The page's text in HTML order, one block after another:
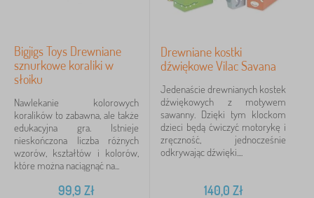
Bigjigs Toys Drewniane
sznurkowe koraliki w
słoiku
Nawlekanie kolorowych
koralików to zabawna, ale także
edukacyjna gra. Istnieje
nieskończona liczba różnych
wzorów, kształtów i kolorów,
które można naciągnąć na...
99,9 Zł
Drewniane kostki
dźwiękowe Vilac Savana
Jedenaście drewnianych kostek
dźwiękowych z motywem
sawanny. Dzięki tym klockom
dzieci będą ćwiczyć motorykę i
zręczność, jednocześnie
odkrywając dźwięki....
140,0 Zł